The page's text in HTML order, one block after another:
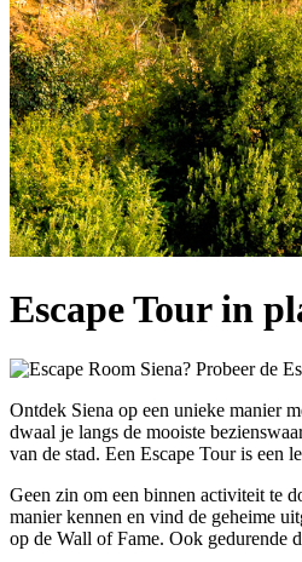
Escape Tour in
Ontdek Siena op een unieke manier
dwaal je langs de mooiste
van de stad. Een Escape Tour is een
Geen zin om een binnen activiteit te
manier kennen en vind de geheime
op de Wall of Fame. Ook gedurende